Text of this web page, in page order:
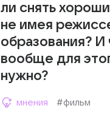
ли снять
не имея
образования? И
вообще для
нужно?
мнения #фильм